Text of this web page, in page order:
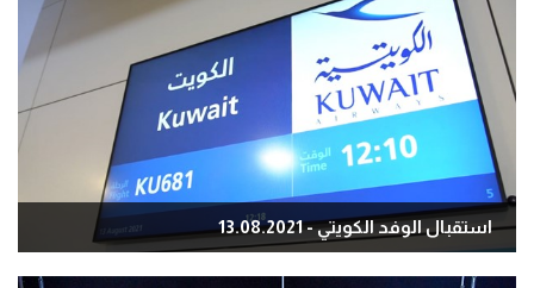
استقبال الوفد الكويتي - 13.08.2021